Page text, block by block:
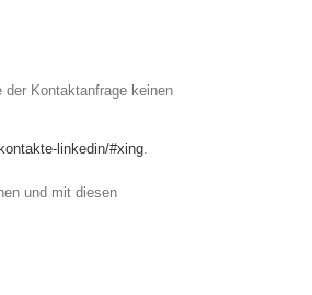
Kontaktanfrage keinen
linkedin/#xing.
und mit diesen